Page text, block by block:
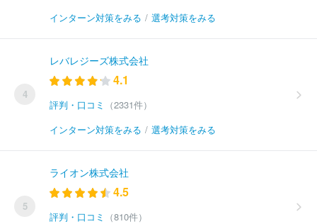
インターン対策をみる / 選考対策をみる
4
レバレジーズ株式会社
4.1
評判・口コミ
（2331件）
インターン対策をみる / 選考対策をみる
5
ライオン株式会社
4.5
評判・口コミ
（810件）